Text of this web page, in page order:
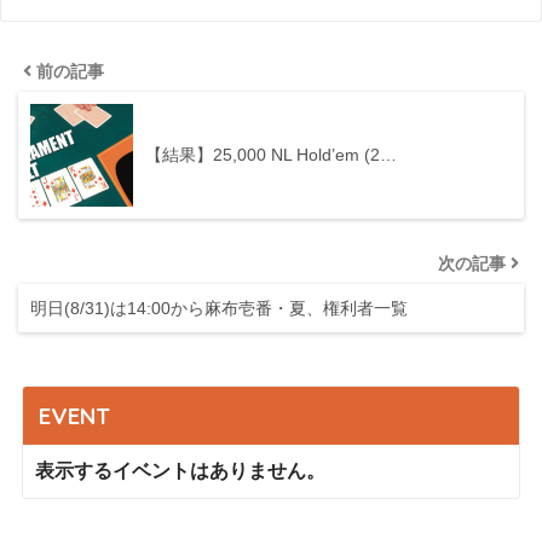
前の記事
【結果】25,000 NL Hold’em (2…
次の記事
明日(8/31)は14:00から麻布壱番・夏、権利者一覧
EVENT
表示するイベントはありません。